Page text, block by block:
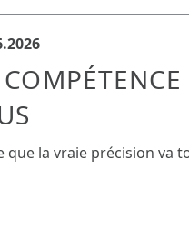
que la vraie précision va